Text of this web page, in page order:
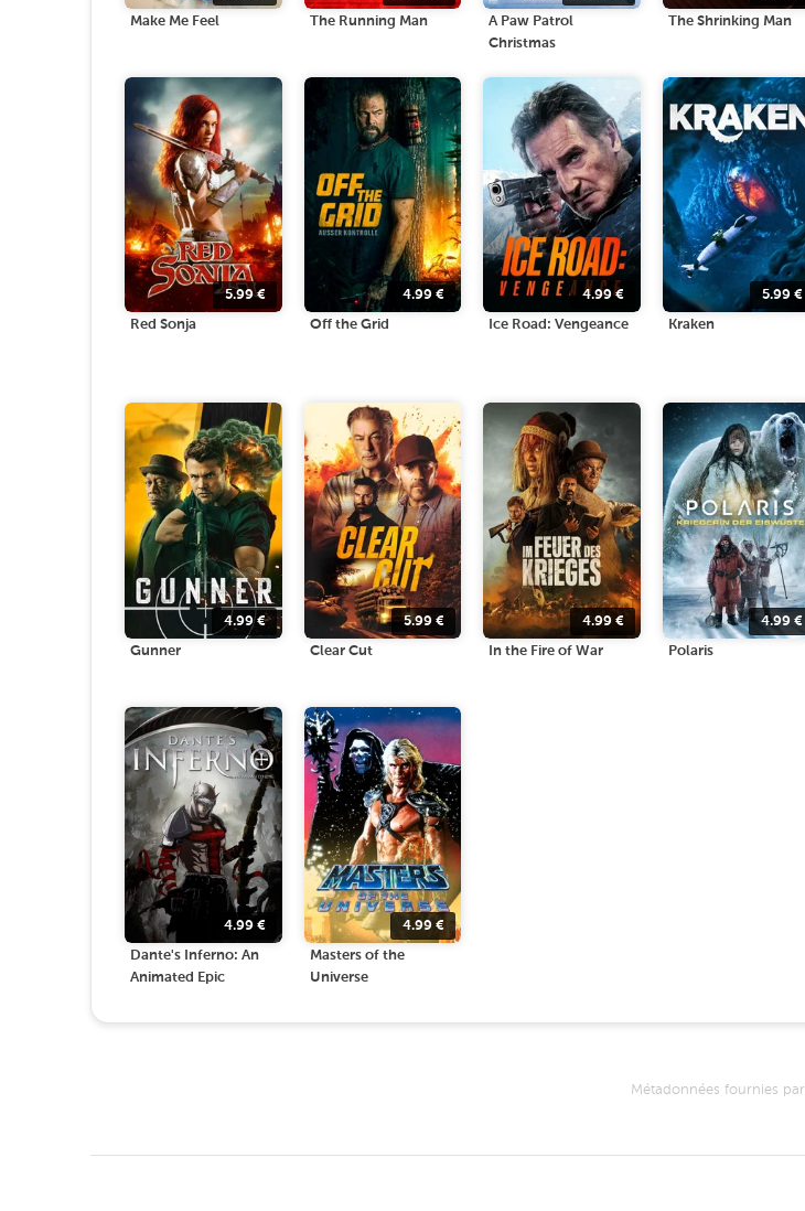
Make Me Feel The Running Man
A Paw Patrol
Christmas
The Shrinking Man
5.99€
Red Sonja
4.99 €
Off the Grid
4.99€
Ice Road: Vengeance
5.99 €
Kraken
4.99€
Gunner
5.99 €
Clear Cut
4.99€
In the Fire of War
4.99 €
Polaris
4.99€
Dante's Inferno: An
Animated Epic
4.99 €
Masters of the
Universe
Métadonnées fournies par